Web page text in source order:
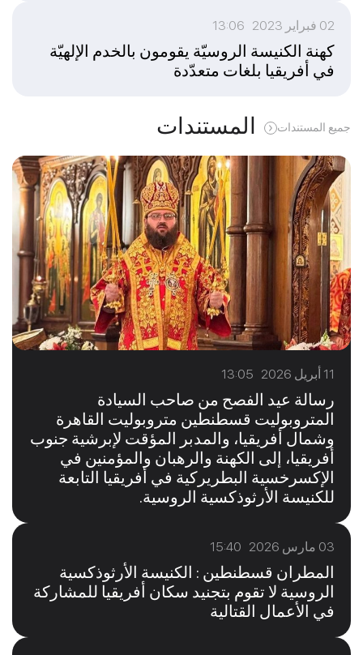
02 فبراير 2023 13:06
كهنة الكنيسة الروسيّة يقومون بالخدم الإلهيّة
في أفريقيا بلغات متعدّدة
المستندات جميع المستندات
11 أبريل 2026 13:05
رسالة عيد الفصح من صاحب السيادة
المتروبوليت قسطنطين متروبوليت القاهرة
وشمال أفريقيا، والمدبر المؤقت لإبرشية جنوب
أفريقيا، إلى الكهنة والرهبان والمؤمنين في
الإكسرخسية البطريركية في أفريقيا التابعة
للكنيسة الأرثوذكسية الروسية.
03 مارس 2026 15:40
المطران قسطنطين : الكنيسة الأرثوذكسية
الروسية لا تقوم بتجنيد سكان أفريقيا للمشاركة
في الأعمال القتالية